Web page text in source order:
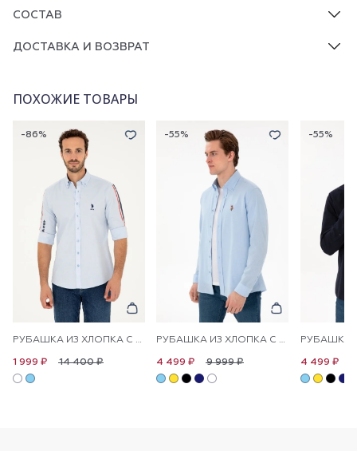
СОСТАВ
ДОСТАВКА И ВОЗВРАТ
ПОХОЖИЕ ТОВАРЫ
-86%
РУБАШКА ИЗ ХЛОПКА С ПРИНТОМ ПРЯМАЯ
14 400 ₽
1 999 ₽
-55%
РУБАШКА ИЗ ХЛОПКА С УЗОРОМ ПРЯМАЯ
9 999 ₽
4 499 ₽
-55%
4 499 ₽